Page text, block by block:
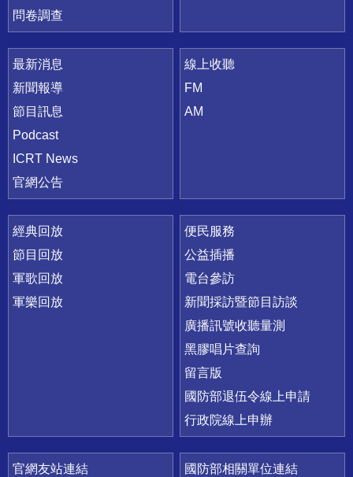
問卷調查
最新消息
新聞報導
節目訊息
Podcast
ICRT News
官網公告
線上收聽
FM
AM
經典回放
節目回放
軍歌回放
軍樂回放
便民服務
公益插播
電台參訪
新聞採訪暨節目訪談
廣播訊號收聽量測
黑膠唱片查詢
留言版
國防部退伍令線上申請
行政院線上申辦
官網友站連結
國防部相關單位連結